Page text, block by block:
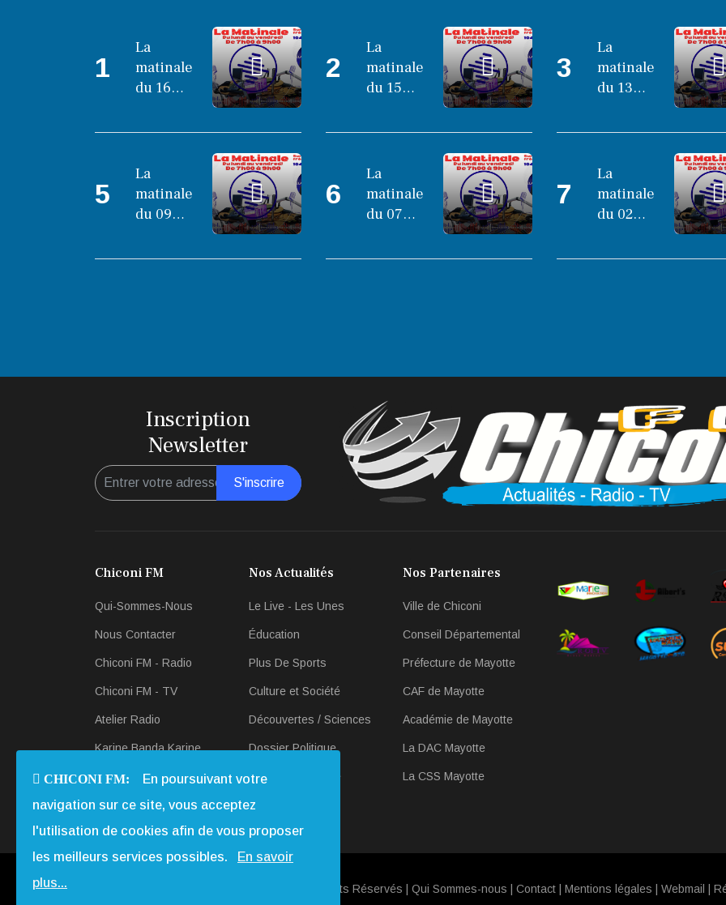
1
La
matinale
du 16
2025
2
La
matinale
du 15
2025
3
La
matinale
du 13
2025
5
La
matinale
du 09
2025
6
La
matinale
du 07
2025
7
La
matinale
du 02
2025
Inscription
Newsletter
S'inscrire
Chiconi FM
Qui-Sommes-Nous
Nous Contacter
Chiconi FM - Radio
Chiconi FM - TV
Atelier Radio
Karine Banda Karine
Revue-de Presse
Actualités en Radio et
Nos Actualités
Le Live - Les Unes
Éducation
Plus De Sports
Culture et Société
Découvertes / Sciences
Dossier Politique
Scan Économique
Nos Partenaires
Ville de Chiconi
Conseil Départemental
Préfecture de Mayotte
CAF de Mayotte
Académie de Mayotte
La DAC Mayotte
La CSS Mayotte
Copyright © 2013 - 2026 Chiconi FM. Tous Droits Réservés | Qui Sommes-nous Contact Mentions légales Webmail |
CHICONI FM:
En poursuivant votre
navigation sur ce site, vous acceptez
l'utilisation de cookies afin de vous proposer
les meilleurs services possibles.
En savoir
plus...